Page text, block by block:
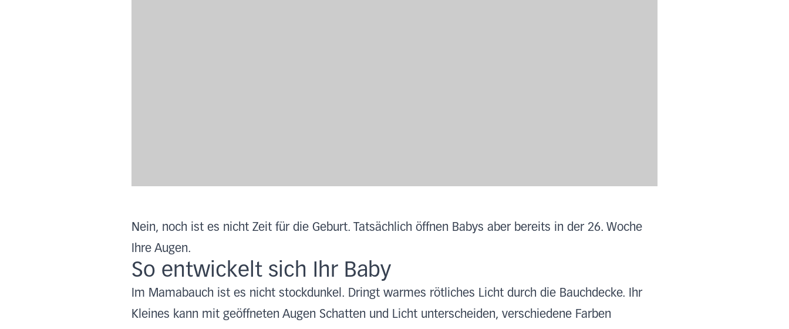
Nein, noch ist es nicht Zeit für die Geburt. Tatsächlich öffnen Babys aber bereits in der 26. Woche
Ihre Augen.
So entwickelt sich Ihr Baby
Im Mamabauch ist es nicht stockdunkel. Dringt warmes rötliches Licht durch die Bauchdecke. Ihr
Kleines kann mit geöffneten Augen Schatten und Licht unterscheiden, verschiedene Farben